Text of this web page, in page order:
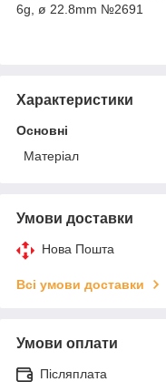
6g, ø 22.8mm №2691
Характеристики
Основні
Матеріал
Умови доставки
Нова Пошта
Всі умови доставки
Умови оплати
Післяплата